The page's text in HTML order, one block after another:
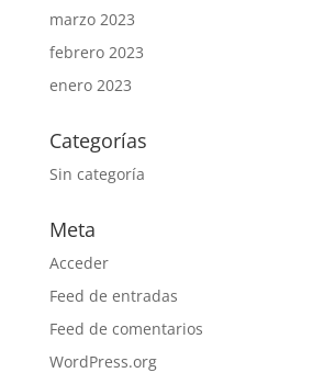
marzo 2023
febrero 2023
enero 2023
Categorías
Sin categoría
Meta
Acceder
Feed de entradas
Feed de comentarios
WordPress.org